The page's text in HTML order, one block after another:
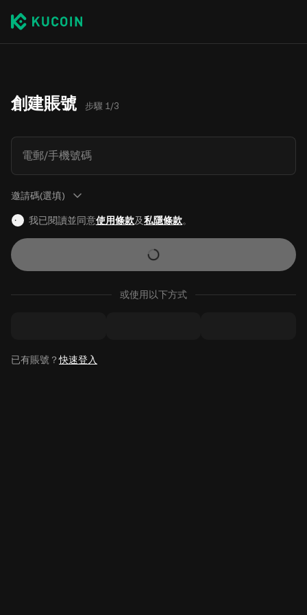
創建賬號 步驟 1/3
電郵/手機號碼
邀請碼(選填)
我已閱讀並同意使用條款及私隱條款。
或使用以下方式
已有賬號？快速登入